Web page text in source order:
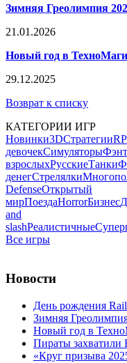
Зимняя Греолимпия
21.01.2026
Новый год в
29.12.2025
Возврат к списку
КАТЕГОРИИ ИГР
Новинки3DСтратегии
девочекСимуляторы
взрослыхРусскиеТанки
денегСтрелялки
DefenseОткрытый
мирПоездаHorrorБизнес
and
slashРеалистичные
Все игры
Новости
День рождения
Зимняя
Новый год в
Пираты захватили
«Круг призыва